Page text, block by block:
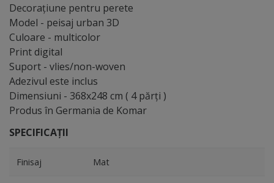
Decoraţiune pentru perete
Model - peisaj urban 3D
Culoare - multicolor
Print digital
Suport - vlies/non-woven
Adezivul este inclus
Dimensiuni - 368x248 cm ( 4 părţi )
Produs în Germania de Komar
SPECIFICAȚII
Finisaj Mat